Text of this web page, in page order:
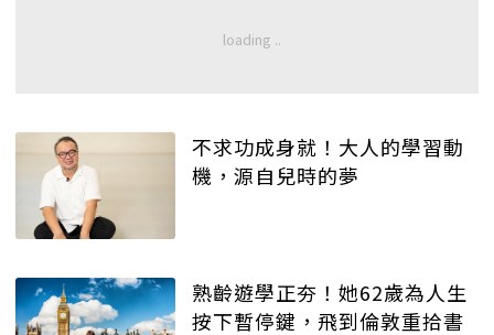
不求功成身就！大人的學習動
機，源自兒時的夢
熟齡遊學正夯！她62歲為人生
按下暫停鍵，飛到倫敦重拾書